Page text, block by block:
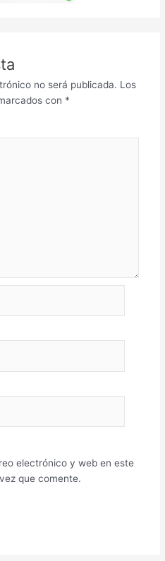
no será publicada. Los
con *
electrónico y web en este
que comente.